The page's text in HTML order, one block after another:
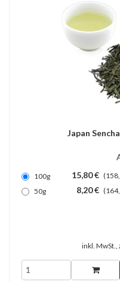
Japan
100g 15,80 €
50g
8,20 €
inkl. MwSt.,